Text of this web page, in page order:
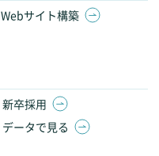
Webサイト構築
新卒採用
データで見る